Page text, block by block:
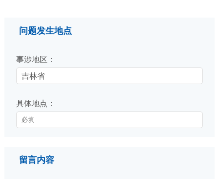
问题发生地点
事涉地区：
吉林省
具体地点：
留言内容